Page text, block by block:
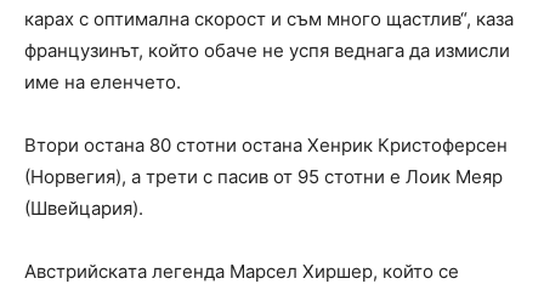
карах с оптимална скорост и съм много щастлив“, каза
французинът, който обаче не успя веднага да измисли
име на еленчето.
Втори остана 80 стотни остана Хенрик Кристоферсен
(Норвегия), а трети с пасив от 95 стотни е Лоик Меяр
(Швейцария).
Австрийскaта легенда Марсел Хиршер, който се